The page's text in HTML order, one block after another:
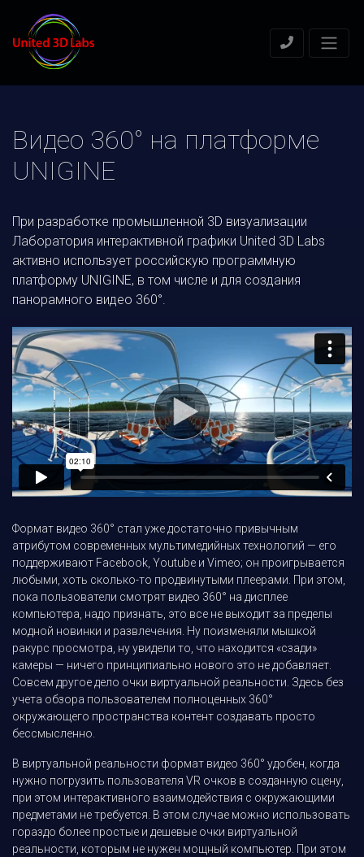
Видео 360° на платформе
UNIGINE
При разработке промышленной 3D визуализации
Лаборатория интерактивной графики United 3D Labs
активно использует российскую программную
платформу UNIGINE, в том числе и для создания
панорамного видео 360°.
Формат видео 360° стал уже достаточно привычным
атрибутом современных мультимедийных технологий — его
поддерживают Facebook, Youtube и Vimeo; он проигрывается
любыми, хоть сколько-то продвинутыми плеерами. При этом,
пока пользователи смотрят видео 360° на дисплее
компьютера, надо признать, это все не выходит за пределы
модной новинки и развлечения. Ну поизменяли мышкой
ракурс просмотра, ну увидели то, что находится «сзади»
камеры — ничего принципиально нового это не добавляет.
Совсем другое дело очки виртуальной реальности. Здесь без
учета обзора пользователем полноценных 360°
окружающего пространства контент создавать просто
бессмысленно.
В виртуальной реальности формат видео 360° удобен, когда
нужно погрузить пользователя VR очков в созданную сцену,
при этом интерактивного взаимодействия с окружающими
предметами не требуется. В этом случае можно использовать
гораздо более простые и дешевые очки виртуальной
реальности, которым не нужен мощный компьютер. При этом